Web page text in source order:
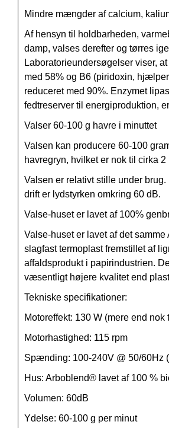
Mindre mængder af calcium,
Af hensyn til holdbarheden,
damp, valses derefter og tørres
Laboratorieundersøgelser viser,
med 58% og B6 (piridoxin,
reduceret med 90%. Enzymet
fedtreserver til energiproduktion,
Valser 60-100 g havre i minuttet
Valsen kan producere 60-100
havregryn, hvilket er nok til cirka
Valsen er relativt stille under
drift er lydstyrken omkring 60 dB.
Valse-huset er lavet af 100%
Valse-huset er lavet af det
slagfast termoplast fremstillet af
affaldsprodukt i papirindustrien.
væsentligt højere kvalitet end
Tekniske specifikationer:
Motoreffekt: 130 W (mere end
Motorhastighed: 115 rpm
Spænding: 100-240V @ 50/60Hz
Hus: Arboblend® lavet af 100 %
Volumen: 60dB
Ydelse: 60-100 g per minut